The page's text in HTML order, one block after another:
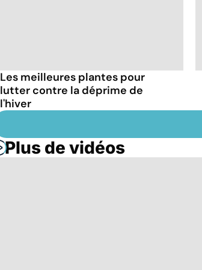
Les meilleures plantes pour
lutter contre la déprime de
l'hiver
Plus de vidéos